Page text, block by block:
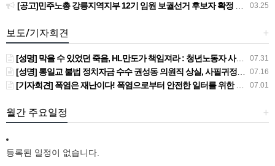
03.25
[공고]민주노총 강릉지역지부 12기 임원 보궐선거 후보자 확정 공고
+
보도/기자회견
07.31
[성명] 막을 수 있었던 죽음, HL만도가 책임져라 : 청년노동자 사망사고의 철저한 진상규명과 재발방지 대책 마련하라
07.16
[성명] 통일교 불법 정치자금 수수 권성동 의원직 상실, 사필귀정이다
07.01
[기자회견] 폭염은 재난이다! 폭염으로부터 안전한 일터를 위한 민주노총 강원지역본부 폭염감시단 선포 기자회견
+
월간 주요일정
등록된 일정이 없습니다.